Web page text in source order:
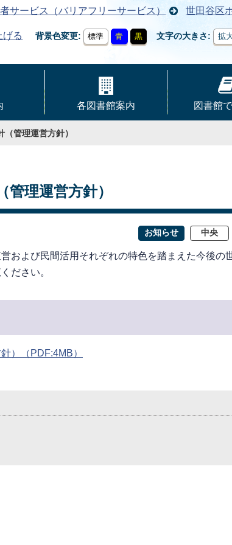
サービス（バリアフリーサービス） 世田谷区
げる 背景色変更 標準 青 黒 文字の大きさ 拡
各図書館案内 図書館
管理運営方針）
理運営方針）
お知らせ 中央
よび民間活用それぞれの特色を踏まえた今後の
ださい。
）（PDF:4MB）